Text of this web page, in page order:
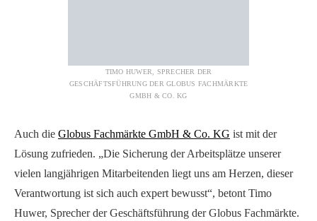
TIMO HUWER, SPRECHER DER
GESCHÄFTSFÜHRUNG DER GLOBUS FACHMÄRKTE
GMBH & CO. KG
Auch die Globus Fachmärkte GmbH & Co. KG ist mit der
Lösung zufrieden. „Die Sicherung der Arbeitsplätze unserer
vielen langjährigen Mitarbeitenden liegt uns am Herzen, dieser
Verantwortung ist sich auch expert bewusst“, betont Timo
Huwer, Sprecher der Geschäftsführung der Globus Fachmärkte.